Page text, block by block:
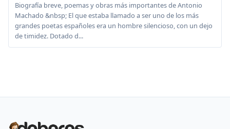
Biografía breve, poemas y obras más importantes de Antonio
Machado &nbsp; El que estaba llamado a ser uno de los más
grandes poetas españoles era un hombre silencioso, con un dejo
de timidez. Dotado d...